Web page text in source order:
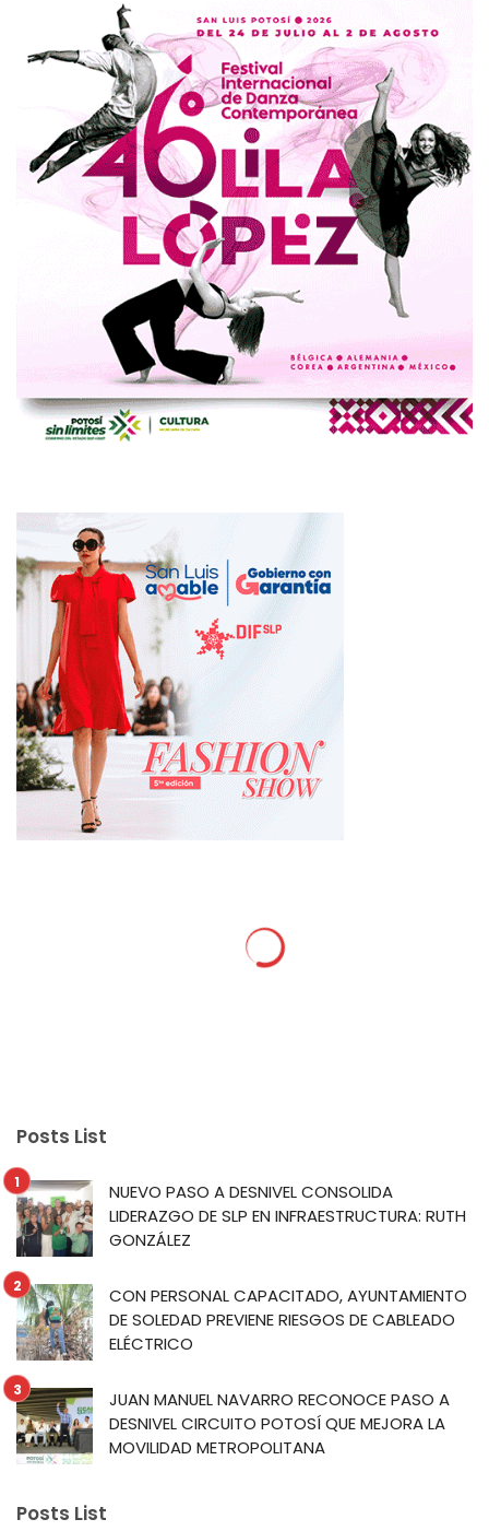
Posts List
NUEVO PASO A DESNIVEL CONSOLIDA
LIDERAZGO DE SLP EN INFRAESTRUCTURA: RUTH
GONZÁLEZ
CON PERSONAL CAPACITADO, AYUNTAMIENTO
DE SOLEDAD PREVIENE RIESGOS DE CABLEADO
ELÉCTRICO
JUAN MANUEL NAVARRO RECONOCE PASO A
DESNIVEL CIRCUITO POTOSÍ QUE MEJORA LA
MOVILIDAD METROPOLITANA
Posts List